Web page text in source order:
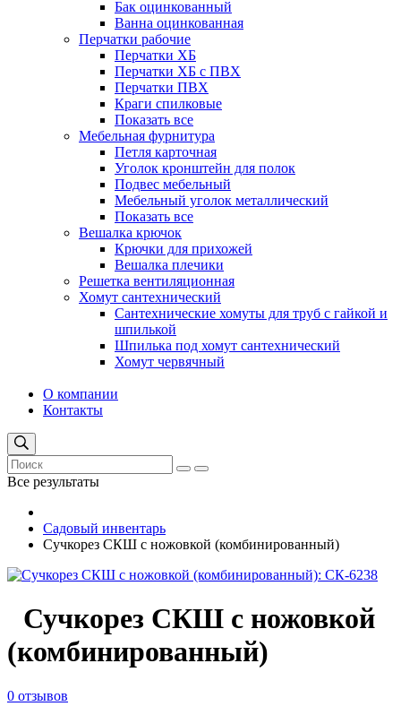
Бак оцинкованный
Ванна оцинкованная
Перчатки рабочие
Перчатки ХБ
Перчатки ХБ с ПВХ
Перчатки ПВХ
Краги спилковые
Показать все
Мебельная фурнитура
Петля карточная
Уголок кронштейн для полок
Подвес мебельный
Мебельный уголок металлический
Показать все
Вешалка крючок
Крючки для прихожей
Вешалка плечики
Решетка вентиляционная
Хомут сантехнический
Сантехнические хомуты для труб с гайкой и
шпилькой
Шпилька под хомут сантехнический
Хомут червячный
О компании
Контакты
Все результаты
Садовый инвентарь
Сучкорез СКШ с ножовкой (комбинированный)
Сучкорез СКШ с ножовкой
(комбинированный)
0 отзывов